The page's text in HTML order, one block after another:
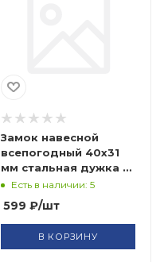
Замок навесной
всепогодный 40х31
мм стальная дужка 6
мм FIT
Есть в наличии: 5
599 ₽/шт
В КОРЗИНУ